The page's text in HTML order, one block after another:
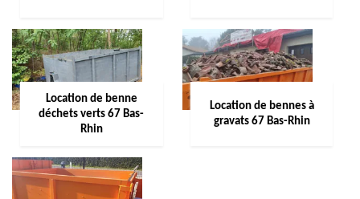
Location de benne
déchets verts 67 Bas-
Rhin
Location de bennes à
gravats 67 Bas-Rhin